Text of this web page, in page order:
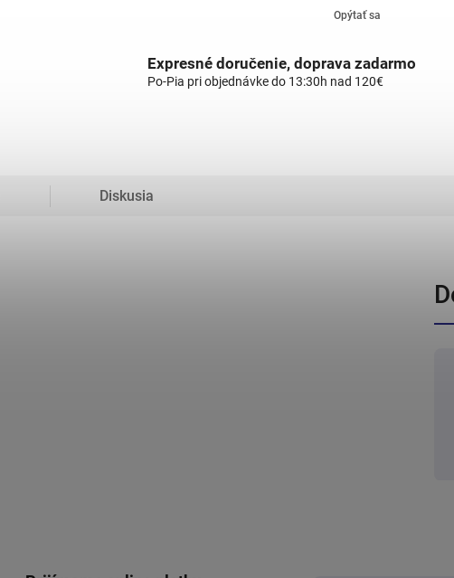
Opýtať sa
Expresné doručenie, doprava zadarmo
Po-Pia pri objednávke do 13:30h nad 120€
Diskusia